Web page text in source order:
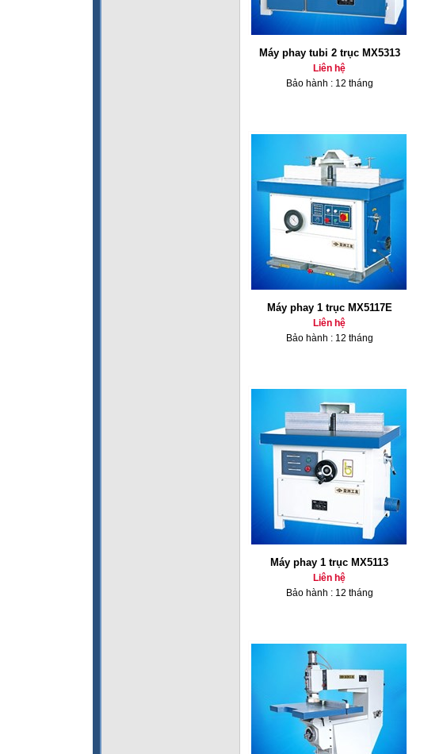
Máy phay tubi 2 trục MX5313
Liên hệ
Bảo hành : 12 tháng
Máy phay 1 trục MX5117E
Liên hệ
Bảo hành : 12 tháng
Máy phay 1 trục MX5113
Liên hệ
Bảo hành : 12 tháng